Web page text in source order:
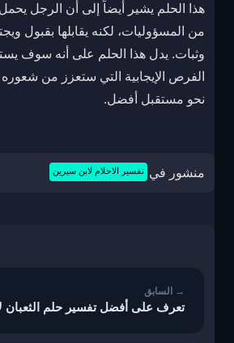
هذا الحلم يشير أيضاً إلى أن الرجل
من المسؤوليات، لكنه يقابلها بقبول
وثبات. يدل هذا الحلم على أنه سوف
الفرص الإيجابية التي ستعزز من
نحو مستقبل أفضل.
منشور في تفسير الاحلام لابن سيرين
تعرف على أفضل تفسير حلم الثعبان